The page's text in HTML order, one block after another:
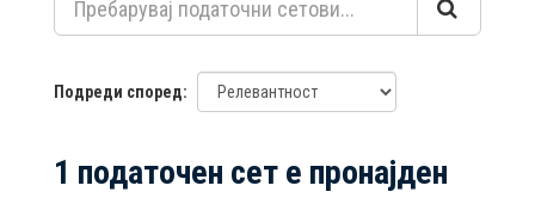
Подреди според
1 податочен сет е пронајден